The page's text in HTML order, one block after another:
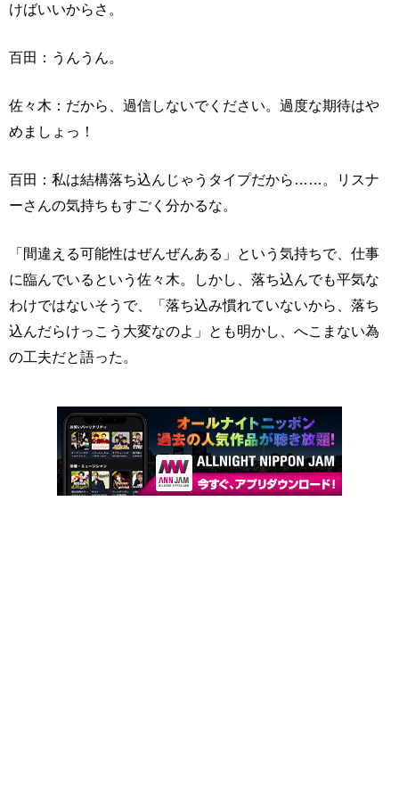
けばいいからさ。
百田：うんうん。
佐々木：だから、過信しないでください。過度な期待はや
めましょっ！
百田：私は結構落ち込んじゃうタイプだから……。リスナ
ーさんの気持ちもすごく分かるな。
「間違える可能性はぜんぜんある」という気持ちで、仕事
に臨んでいるという佐々木。しかし、落ち込んでも平気な
わけではないそうで、「落ち込み慣れていないから、落ち
込んだらけっこう大変なのよ」とも明かし、へこまない為
の工夫だと語った。